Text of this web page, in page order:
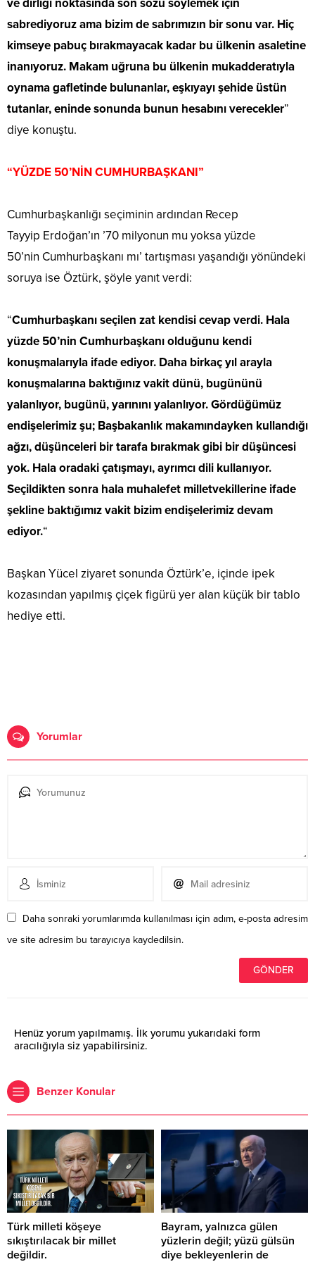
ve dirliği noktasında son sözü söylemek için
sabrediyoruz ama bizim de sabrımızın bir sonu var. Hiç
kimseye pabuç bırakmayacak kadar bu ülkenin asaletine
inanıyoruz. Makam uğruna bu ülkenin mukadderatıyla
oynama gafletinde bulunanlar, eşkıyayı şehide üstün
tutanlar, eninde sonunda bunun hesabını verecekler”
diye konuştu.
“YÜZDE 50’NİN CUMHURBAŞKANI”
Cumhurbaşkanlığı seçiminin ardından Recep
Tayyip Erdoğan’ın ’70 milyonun mu yoksa yüzde
50’nin Cumhurbaşkanı mı’ tartışması yaşandığı yönündeki
soruya ise Öztürk, şöyle yanıt verdi:
“Cumhurbaşkanı seçilen zat kendisi cevap verdi. Hala
yüzde 50’nin Cumhurbaşkanı olduğunu kendi
konuşmalarıyla ifade ediyor. Daha birkaç yıl arayla
konuşmalarına baktığınız vakit dünü, bugününü
yalanlıyor, bugünü, yarınını yalanlıyor. Gördüğümüz
endişelerimiz şu; Başbakanlık makamındayken kullandığı
ağzı, düşünceleri bir tarafa bırakmak gibi bir düşüncesi
yok. Hala oradaki çatışmayı, ayrımcı dili kullanıyor.
Seçildikten sonra hala muhalefet milletvekillerine ifade
şekline baktığımız vakit bizim endişelerimiz devam
ediyor.“
Başkan Yücel ziyaret sonunda Öztürk’e, içinde ipek
kozasından yapılmış çiçek figürü yer alan küçük bir tablo
hediye etti.
Yorumlar
Daha sonraki yorumlarımda kullanılması için adım, e-posta adresim
ve site adresim bu tarayıcıya kaydedilsin.
Henüz yorum yapılmamış. İlk yorumu yukarıdaki form
aracılığıyla siz yapabilirsiniz.
Benzer Konular
Türk milleti köşeye
sıkıştırılacak bir millet
değildir.
Bayram, yalnızca gülen
yüzlerin değil; yüzü gülsün
diye bekleyenlerin de